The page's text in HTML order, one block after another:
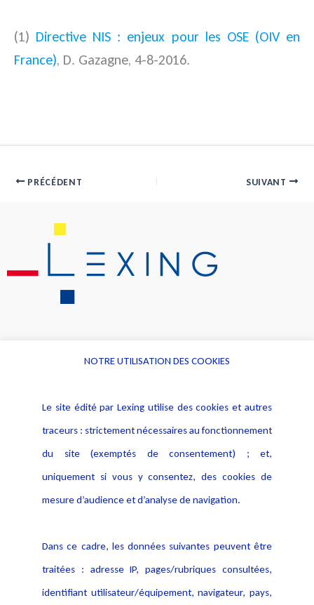
(1) Directive NIS : enjeux pour les OSE (OIV en
France), D. Gazagne, 4-8-2016.
PRÉCÉDENT SUIVANT
Alerte professionnelle
Déclaration d'accessibilité
Notice Légale
Politique de protection des
données
Publications
NOTRE UTILISATION DES COOKIES
Le site édité par Lexing utilise des cookies et autres
traceurs : strictement nécessaires au fonctionnement
du site (exemptés de consentement) ; et,
uniquement si vous y consentez, des cookies de
mesure d’audience et d’analyse de navigation.
Dans ce cadre, les données suivantes peuvent être
traitées : adresse IP, pages/rubriques consultées,
identifiant utilisateur/équipement, navigateur, pays,